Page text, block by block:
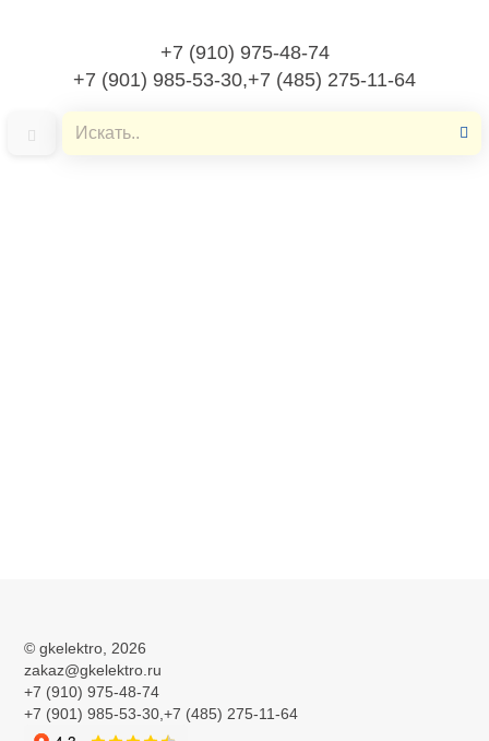
+7 (910) 975-48-74
+7 (901) 985-53-30,+7 (485) 275-11-64
контроллеры
Промышленные программируемые
логические контроллеры
© gkelektro , 2026
zakaz@gkelektro.ru
+7 (910) 975-48-74
+7 (901) 985-53-30,+7 (485) 275-11-64